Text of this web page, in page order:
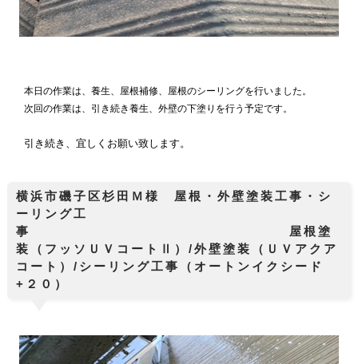
本日の作業は、養生、屋根補修、屋根のシーリングを行いました。
次回の作業は、引き続き養生、外壁の下塗りを行う予定です。
引き続き、宜しくお願い致します。
横浜市磯子区杉田Ｍ様 屋根・外壁塗装工事・シ
ーリング工
事 屋根塗
装（フッソＵＶコートⅡ）/外壁塗装（ＵＶアクア
コート）/シーリング工事（オートンイクシード
+２０）